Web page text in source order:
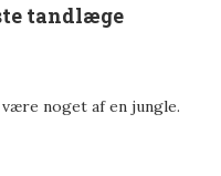
tandlæge
noget af en jungle.